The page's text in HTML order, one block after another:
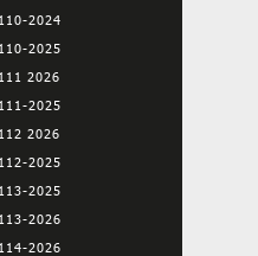
2024
2025
2026
2025
2026
2025
2025
2026
2026